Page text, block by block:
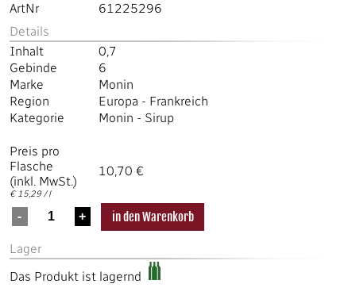
ArtNr
61225296
Details
Inhalt
0,7
Gebinde
6
Marke
Monin
Region
Europa - Frankreich
Kategorie
Monin - Sirup
Preis pro
Flasche
(inkl. MwSt.)
€ 15,29 / l
10,70 €
Lager
Das Produkt ist lagernd